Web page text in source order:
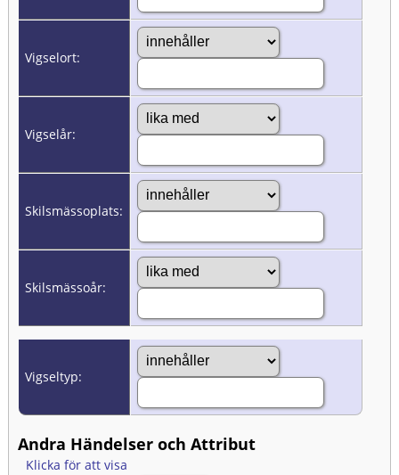
Vigselort:
Vigselår:
Skilsmässoplats:
Skilsmässoår:
Vigseltyp:
Andra Händelser och Attribut
Klicka för att visa